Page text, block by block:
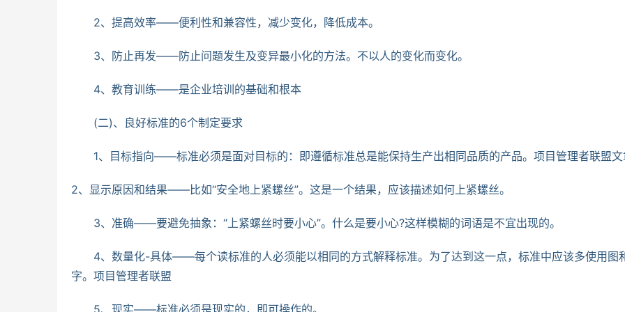
2、提高效率——便利性和兼容性，减少变化，降低成本。
3、防止再发——防止问题发生及变异最小化的方法。不以人的变化而变化。
4、教育训练——是企业培训的基础和根本
(二)、良好标准的6个制定要求
1、目标指向——标准必须是面对目标的：即遵循标准总是能保持生产出相同品质的产品。项目管理者联盟文
2、显示原因和结果——比如“安全地上紧螺丝”。这是一个结果，应该描述如何上紧螺丝。
3、准确——要避免抽象：“上紧螺丝时要小心”。什么是要小心?这样模糊的词语是不宜出现的。
4、数量化-具体——每个读标准的人必须能以相同的方式解释标准。为了达到这一点，标准中应该多使用图
字。项目管理者联盟